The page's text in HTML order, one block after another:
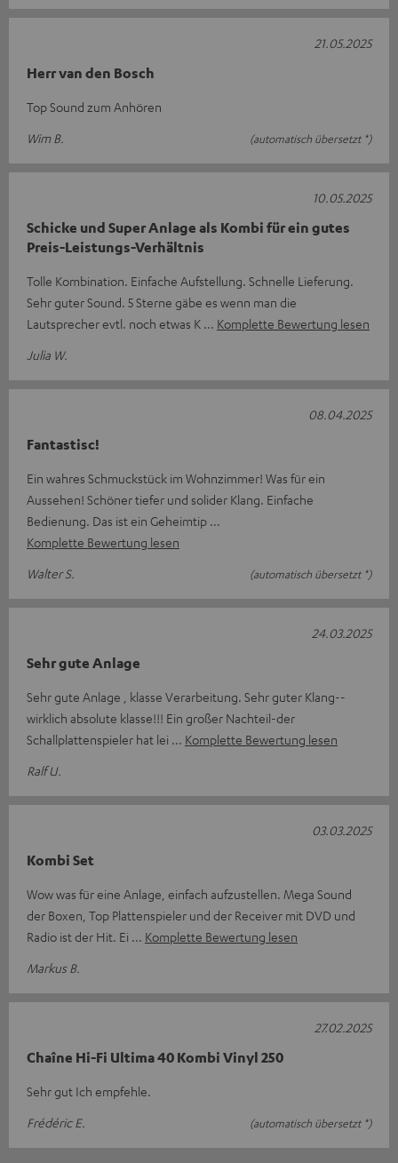
Herr van den Bosch
Top Sound zum Anhören
Wim B.
(automatisch übersetzt *)
21.05.2025
Schicke und Super Anlage als Kombi für ein gutes
Preis-Leistungs-Verhältnis
Tolle Kombination. Einfache Aufstellung. Schnelle Lieferung.
Sehr guter Sound. 5 Sterne gäbe es wenn man die
Lautsprecher evtl. noch etwas K
Komplette Bewertung lesen
Julia W.
10.05.2025
Fantastisc!
Ein wahres Schmuckstück im Wohnzimmer! Was für ein
Aussehen! Schöner tiefer und solider Klang. Einfache
Bedienung. Das ist ein Geheimtip
Komplette Bewertung lesen
Walter S.
(automatisch übersetzt *)
08.04.2025
Sehr gute Anlage
Sehr gute Anlage , klasse Verarbeitung. Sehr guter Klang--
wirklich absolute klasse!!! Ein großer Nachteil-der
Schallplattenspieler hat lei
Komplette Bewertung lesen
Ralf U.
24.03.2025
Kombi Set
Wow was für eine Anlage, einfach aufzustellen. Mega Sound
der Boxen, Top Plattenspieler und der Receiver mit DVD und
Radio ist der Hit. Ei
Komplette Bewertung lesen
Markus B.
03.03.2025
Chaîne Hi-Fi Ultima 40 Kombi Vinyl 250
Sehr gut Ich empfehle.
Frédéric E.
(automatisch übersetzt *)
27.02.2025